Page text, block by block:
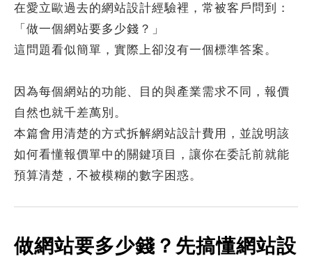
在愛立歐過去的網站設計經驗裡，常被客戶問到：
「做一個網站要多少錢？」
這問題看似簡單，實際上卻沒有一個標準答案。
因為每個網站的功能、目的與產業需求不同，報價
自然也就千差萬別。
本篇會用清楚的方式拆解網站設計費用，並說明該
如何看懂報價單中的關鍵項目，讓你在委託前就能
預算清楚，不被模糊的數字困惑。
做網站要多少錢？先搞懂網站設
得知本網站※
需求主題(可複選)
案件報價 合作提案
完成時間※